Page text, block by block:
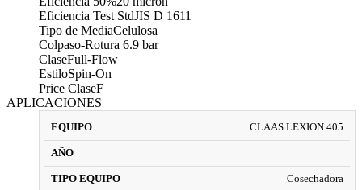
Eficiencia Test StdJIS D 1611
Tipo de MediaCelulosa
Colpaso-Rotura 6.9 bar
ClaseFull-Flow
EstiloSpin-On
Price ClaseF
APLICACIONES
CLAAS LEXION 405
Cosechadora